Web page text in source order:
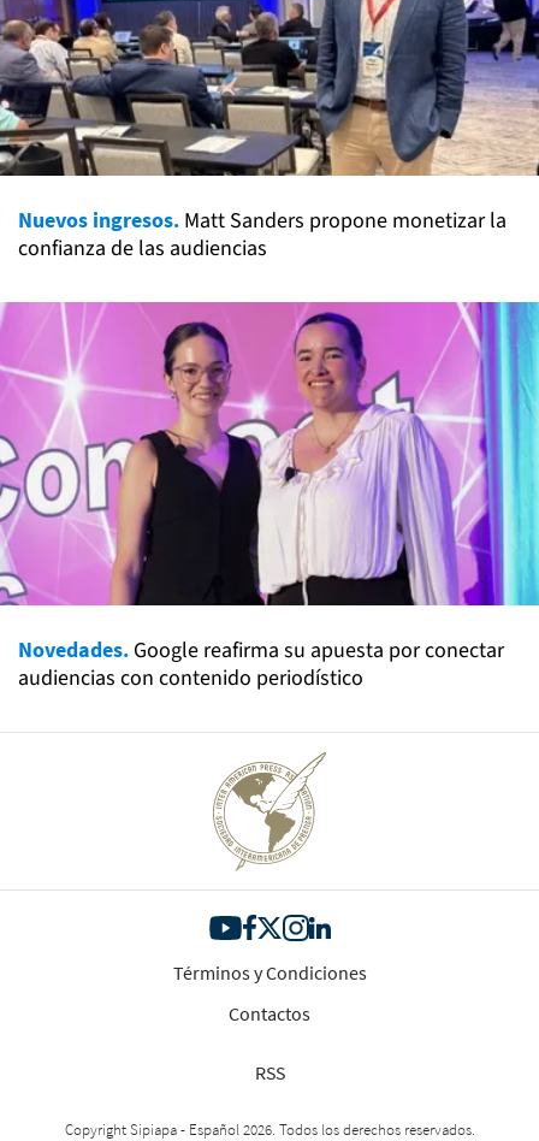
Nuevos ingresos. Matt Sanders propone monetizar la
confianza de las audiencias
Novedades. Google reafirma su apuesta por conectar
audiencias con contenido periodístico
Términos y Condiciones
Contactos
RSS
Copyright Sipiapa - Español 2026. Todos los derechos reservados.